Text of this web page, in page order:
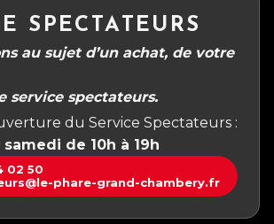
SPECTATEURS
au sujet d’un achat, de votre
service spectateurs.
du Service Spectateurs :
de 10h à 19h
02 50
phare-grand-chambery.fr